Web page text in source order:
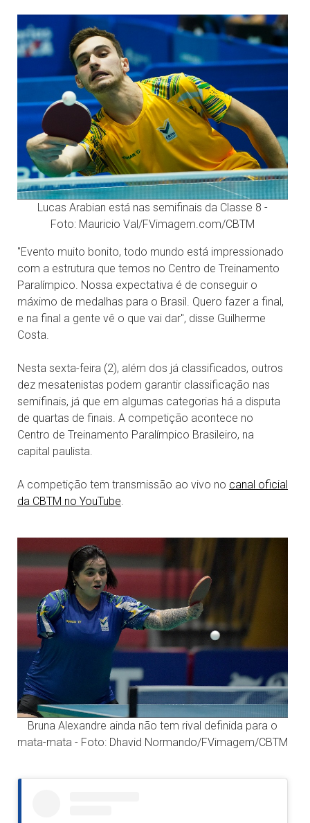
Lucas Arabian está nas semifinais da Classe 8 -
Foto: Mauricio Val/FVimagem.com/CBTM
"Evento muito bonito, todo mundo está impressionado
com a estrutura que temos no Centro de Treinamento
Paralímpico. Nossa expectativa é de conseguir o
máximo de medalhas para o Brasil. Quero fazer a final,
e na final a gente vê o que vai dar", disse Guilherme
Costa.
Nesta sexta-feira (2), além dos já classificados, outros
dez mesatenistas podem garantir classificação nas
semifinais, já que em algumas categorias há a disputa
de quartas de finais. A competição acontece no
Centro de Treinamento Paralímpico Brasileiro, na
capital paulista.
A competição tem transmissão ao vivo no canal oficial
da CBTM no YouTube
Bruna Alexandre ainda não tem rival definida para o
mata-mata - Foto: Dhavid Normando/FVimagem/CBTM